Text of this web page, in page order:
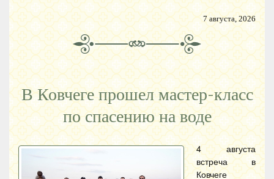
7 августа, 2026
В Ковчеге прошел мастер-класс
по спасению на воде
4 августа
встреча в
Ковчеге